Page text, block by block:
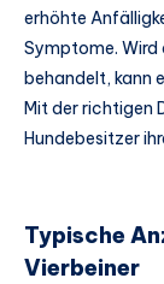
erhöhte
Symptome. Wird
behandelt, kann
Mit der richtigen
Hundebesitzer
Typische
Vierbeiner